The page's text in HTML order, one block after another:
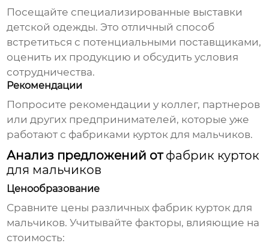
Посещайте специализированные выставки
детской одежды. Это отличный способ
встретиться с потенциальными поставщиками,
оценить их продукцию и обсудить условия
сотрудничества.
Рекомендации
Попросите рекомендации у коллег, партнеров
или других предпринимателей, которые уже
работают с фабриками курток для мальчиков.
Анализ предложений отфабрик курток
для мальчиков
Ценообразование
Сравните цены различных фабрик курток для
мальчиков. Учитывайте факторы, влияющие на
стоимость: